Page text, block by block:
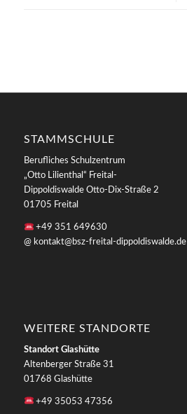
STAMMSCHULE
Berufliches Schulzentrum
„Otto Lilienthal“ Freital-
Dippoldiswalde Otto-Dix-Straße 2
01705 Freital
+49 351 649630
@ kontakt@bsz-freital-dippoldiswalde.de
WEITERE STANDORTE
Standort Glashütte
Altenberger Straße 31
01768 Glashütte
+49 35053 47356